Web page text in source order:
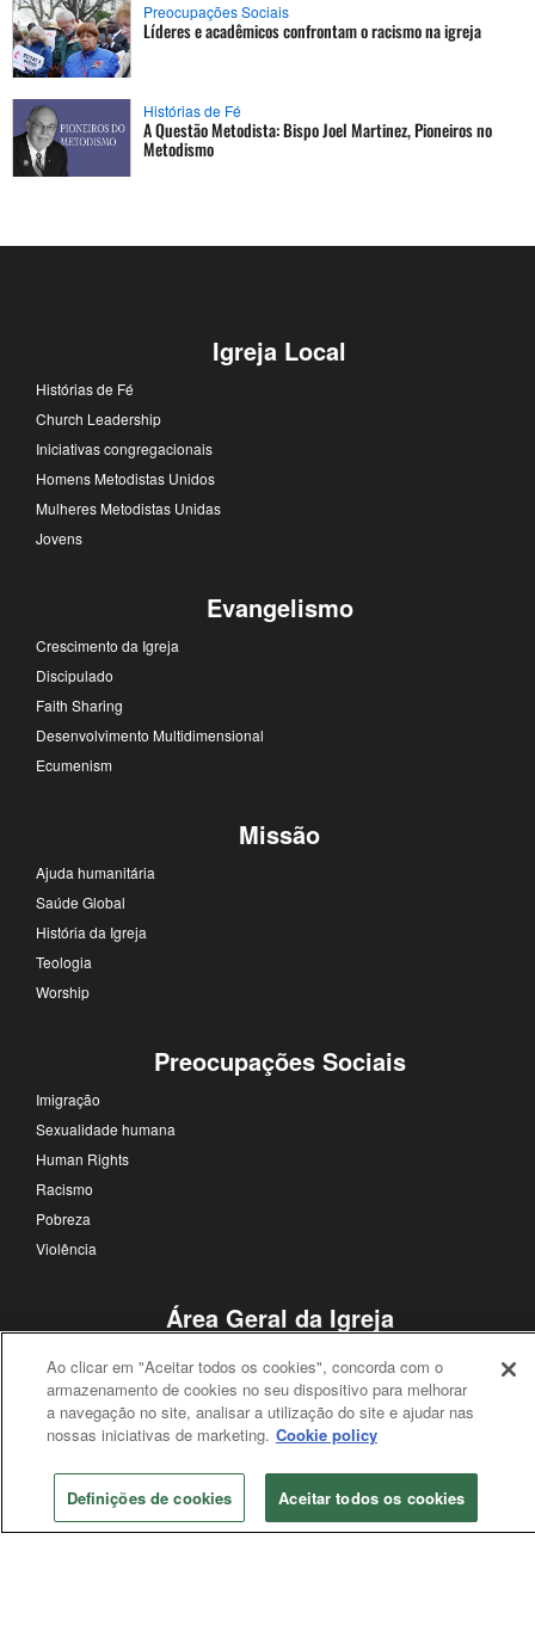
Preocupações Sociais
Líderes e acadêmicos confrontam o racismo na igreja
Histórias de Fé
A Questão Metodista: Bispo Joel Martinez, Pioneiros no
Metodismo
Igreja Local
Histórias de Fé
Church Leadership
Iniciativas congregacionais
Homens Metodistas Unidos
Mulheres Metodistas Unidas
Jovens
Evangelismo
Crescimento da Igreja
Discipulado
Faith Sharing
Desenvolvimento Multidimensional
Ecumenism
Missão
Ajuda humanitária
Saúde Global
História da Igreja
Teologia
Worship
Preocupações Sociais
Imigração
Sexualidade humana
Human Rights
Racismo
Pobreza
Violência
Área Geral da Igreja
Conselho de Bispos
Conselho Judicial
Agências gerais
Mesa Conexional
Conferência Anual
Conferência anual
Ao clicar em "Aceitar todos os cookies", concorda com o
armazenamento de cookies no seu dispositivo para melhorar
a navegação no site, analisar a utilização do site e ajudar nas
nossas iniciativas de marketing. Cookie policy
Definições de cookies Aceitar todos os cookies